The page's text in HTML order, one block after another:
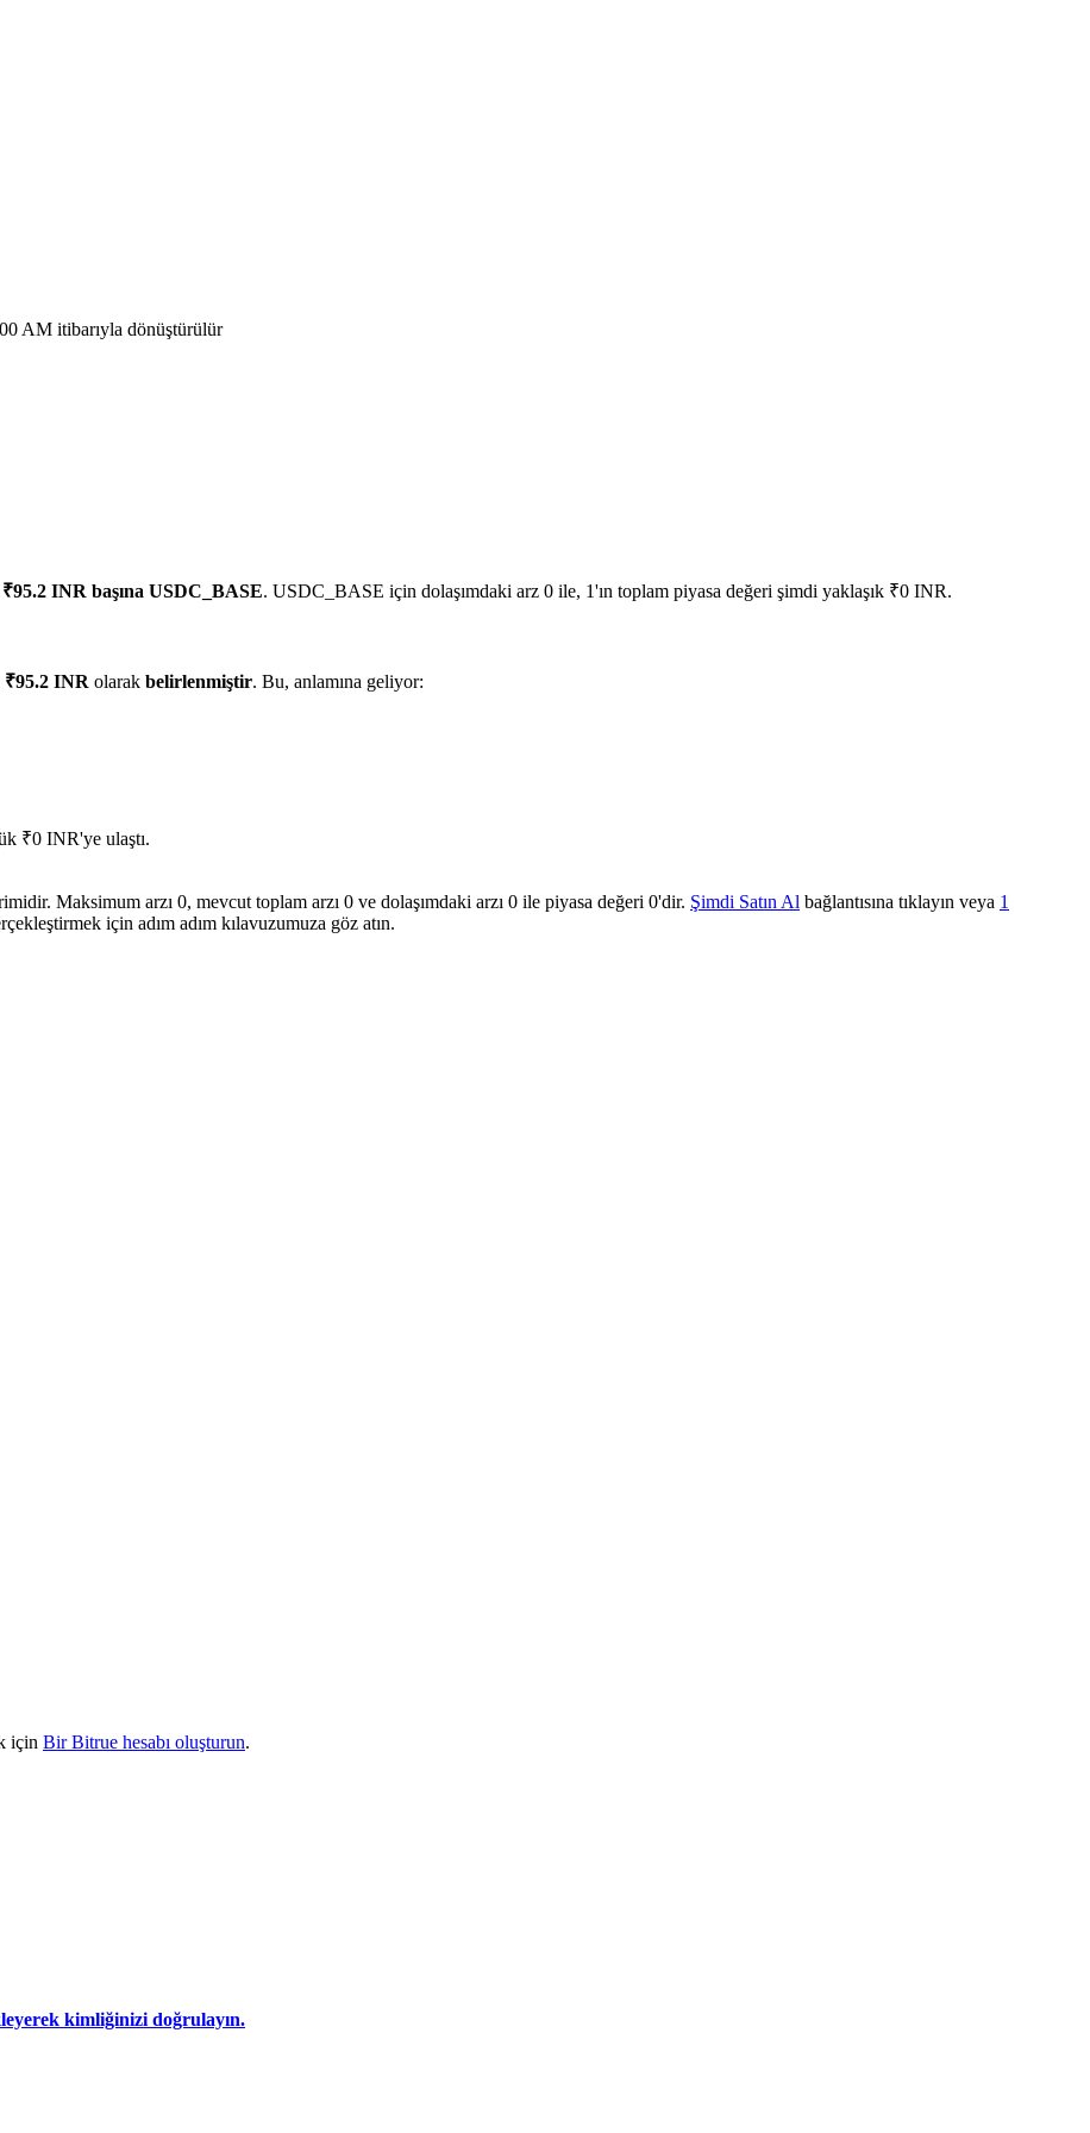
AM itibarıyla dönüştürülür
₹95.2 INR başına USDC_BASE. USDC_BASE için dolaşımdaki arz 0 ile, 1'ın toplam piyasa değeri şimdi yaklaşık ₹0 INR.
INR olarak belirlenmiştir. Bu, anlamına geliyor:
₹0 INR'ye ulaştı.
Maksimum arzı 0, mevcut toplam arzı 0 ve dolaşımdaki arzı 0 ile piyasa değeri 0'dir. Şimdi Satın Al bağlantısına tıklayın veya 1
için adım adım kılavuzumuza göz atın.
için Bir Bitrue hesabı oluşturun.
kimliğinizi doğrulayın.